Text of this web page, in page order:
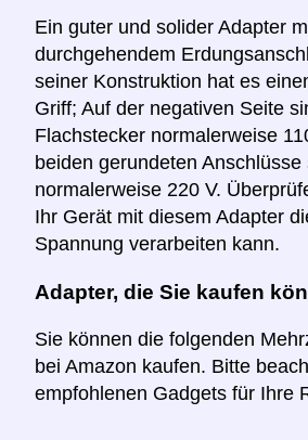
Ein guter und solider Adapter
durchgehendem
seiner Konstruktion hat es
Griff; Auf der negativen Seite
Flachstecker normalerweise
beiden gerundeten Anschlüsse
normalerweise 220 V.
Ihr Gerät mit diesem Adapter
Spannung verarbeiten kann.
Adapter, die Sie kaufen
Sie können die folgenden
bei Amazon kaufen. Bitte
empfohlenen Gadgets für Ihre